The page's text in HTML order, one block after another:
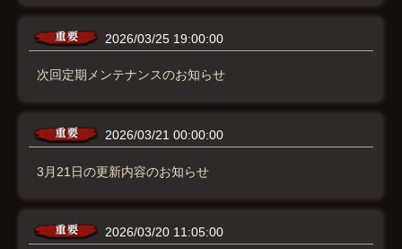
2026/03/25 19:00:00
次回定期メンテナンスのお知らせ
2026/03/21 00:00:00
3月21日の更新内容のお知らせ
2026/03/20 11:05:00